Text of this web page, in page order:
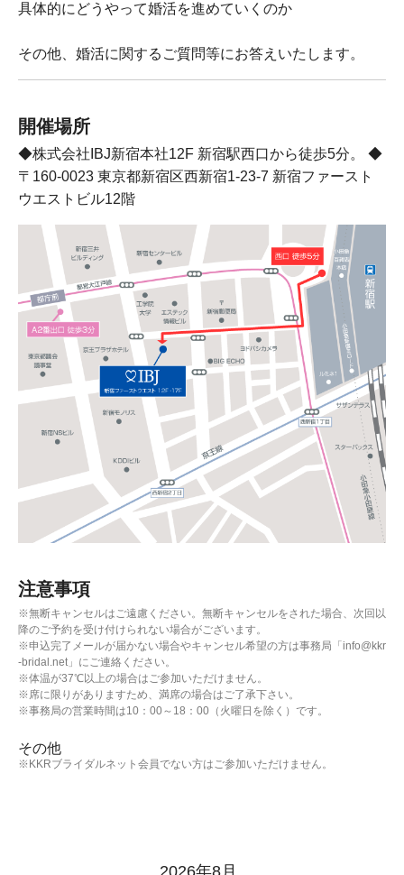
具体的にどうやって婚活を進めていくのか
その他、婚活に関するご質問等にお答えいたします。
開催場所
◆株式会社IBJ新宿本社12F 新宿駅西口から徒歩5分。 ◆
〒160-0023 東京都新宿区西新宿1-23-7 新宿ファースト
ウエストビル12階
注意事項
※無断キャンセルはご遠慮ください。無断キャンセルをされた場合、次回以
降のご予約を受け付けられない場合がございます。
※申込完了メールが届かない場合やキャンセル希望の方は事務局「info@kkr
-bridal.net」にご連絡ください。
※体温が37℃以上の場合はご参加いただけません。
※席に限りがありますため、満席の場合はご了承下さい。
※事務局の営業時間は10：00～18：00（火曜日を除く）です。
その他
※KKRブライダルネット会員でない方はご参加いただけません。